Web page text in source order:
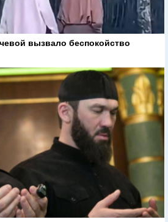
вызвало беспокойство